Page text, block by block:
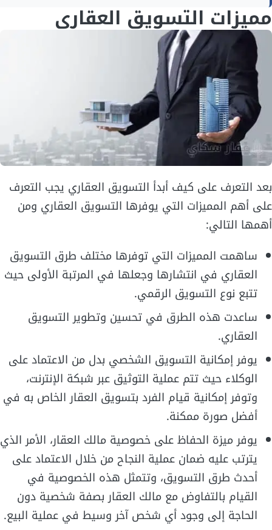
مميزات التسويق العقاري
بعد التعرف على كيف أبدأ التسويق العقاري يجب التعرف
على أهم المميزات التي يوفرها التسويق العقاري ومن
أهمها التالي:
ساهمت المميزات التي توفرها مختلف طرق التسويق
العقاري في انتشارها وجعلها في المرتبة الأولى حيث
تتبع نوع التسويق الرقمي.
ساعدت هذه الطرق في تحسين وتطوير التسويق
العقاري.
يوفر إمكانية التسويق الشخصي بدل من الاعتماد على
الوكلاء حيث تتم عملية التوثيق عبر شبكة الإنترنت،
وتوفر إمكانية قيام الفرد بتسويق العقار الخاص به في
أفضل صورة ممكنة.
يوفر ميزة الحفاظ على خصوصية مالك العقار، الأمر الذي
يترتب عليه ضمان عملية النجاح من خلال الاعتماد على
أحدث طرق التسويق، وتتمثل هذه الخصوصية في
القيام بالتفاوض مع مالك العقار بصفة شخصية دون
الحاجة إلى وجود أي شخص آخر وسيط في عملية البيع.